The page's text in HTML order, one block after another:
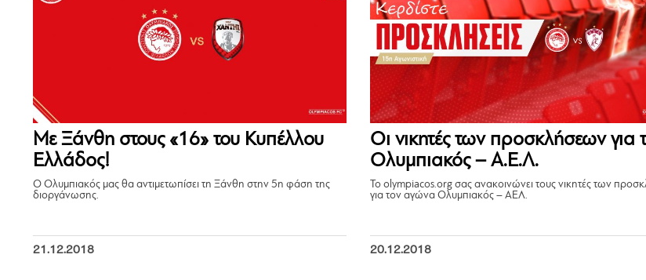
Με Ξάνθη στους «16» του Κυπέλλου
Ελλάδος!
Ο Ολυμπιακός μας θα αντιμετωπίσει τη Ξάνθη στην 5η φάση της
διοργάνωσης.
21.12.2018
Οι νικητές των προσκλήσεων για
Ολυμπιακός – Α.Ε.Λ.
Το olympiacos.org σας ανακοινώνει τους νικητές των
για τον αγώνα Ολυμπιακός – ΑΕΛ.
20.12.2018